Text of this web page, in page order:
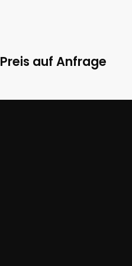
Preis auf Anfrage